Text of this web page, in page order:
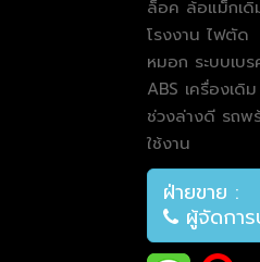
ล็อค ล้อแม็กเดิ
โรงงาน ไฟตัด
หมอก ระบบเบร
ABS เครื่องเดิม
ช่วงล่างดี รถพ
ใช้งาน
ฝ่ายขาย :
ผู้จัดกา